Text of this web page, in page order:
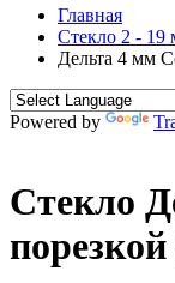
Главная
Стекло 2 - 19
Дельта 4 мм
Powered by
Стекло
порезкой